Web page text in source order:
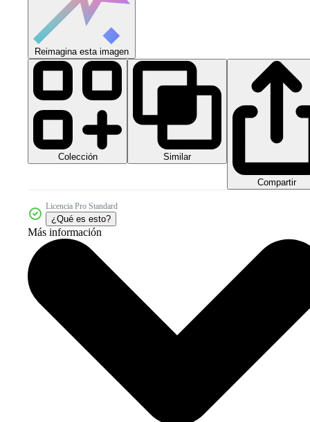
Reimagina esta imagen
Colección Similar
Compartir
Licencia Pro Standard
¿Qué es esto?
Más información